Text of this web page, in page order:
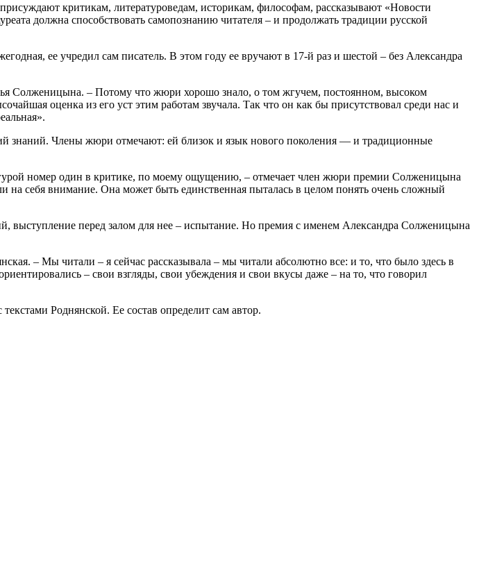
критикам, литературоведам, историкам, философам, рассказывают «Новости
должна способствовать самопознанию читателя – и продолжать традиции русской
ее учредил сам писатель. В этом году ее вручают в 17-й раз и шестой – без Александра
Солженицына. – Потому что жюри хорошо знало, о том жгучем, постоянном, высоком
оценка из его уст этим работам звучала. Так что он как бы присутствовал среди нас и
знаний. Члены жюри отмечают: ей близок и язык нового поколения — и традиционные
номер один в критике, по моему ощущению, – отмечает член жюри премии Солженицына
себя внимание. Она может быть единственная пыталась в целом понять очень сложный
выступление перед залом для нее – испытание. Но премия с именем Александра Солженицына
– Мы читали – я сейчас рассказывала – мы читали абсолютно все: и то, что было здесь в
– свои взгляды, свои убеждения и свои вкусы даже – на то, что говорил
Роднянской. Ее состав определит сам автор.